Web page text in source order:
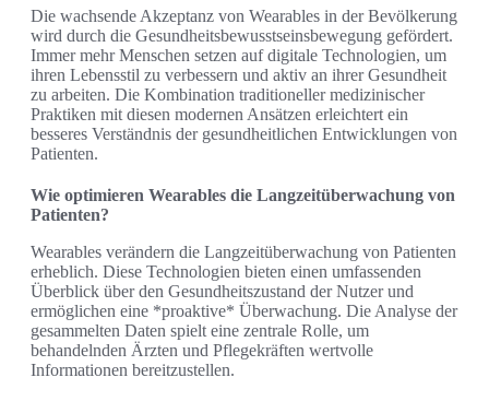
Die wachsende Akzeptanz von Wearables in der Bevölkerung
wird durch die Gesundheitsbewusstseinsbewegung gefördert.
Immer mehr Menschen setzen auf digitale Technologien, um
ihren Lebensstil zu verbessern und aktiv an ihrer Gesundheit
zu arbeiten. Die Kombination traditioneller medizinischer
Praktiken mit diesen modernen Ansätzen erleichtert ein
besseres Verständnis der gesundheitlichen Entwicklungen von
Patienten.
Wie optimieren Wearables die Langzeitüberwachung von
Patienten?
Wearables verändern die Langzeitüberwachung von Patienten
erheblich. Diese Technologien bieten einen umfassenden
Überblick über den Gesundheitszustand der Nutzer und
ermöglichen eine *proaktive* Überwachung. Die Analyse der
gesammelten Daten spielt eine zentrale Rolle, um
behandelnden Ärzten und Pflegekräften wertvolle
Informationen bereitzustellen.